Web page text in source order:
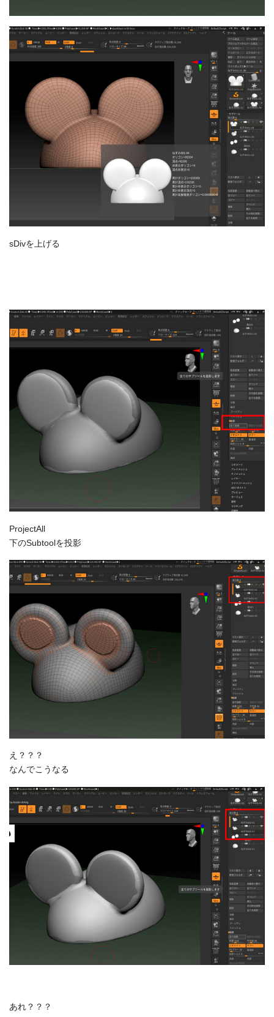
sDivを上げる
ProjectAll
下のSubtoolを投影
え？？？
なんでこうなる
あれ？？？